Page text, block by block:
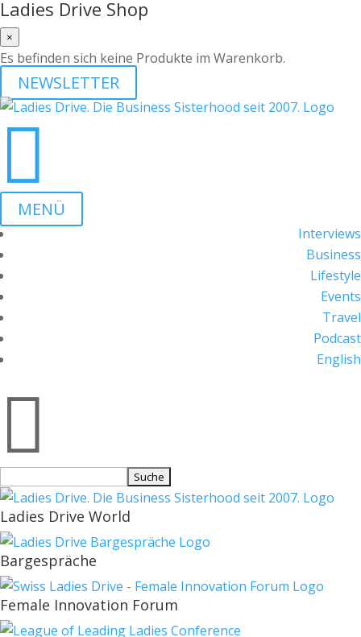
Ladies Drive Shop
×
Es befinden sich keine Produkte im Warenkorb.
NEWSLETTER

MENÜ
Interviews
Business
Lifestyle
Events
Travel
Podcast
English

nach:
Ladies Drive World
Bargespräche
Female Innovation Forum